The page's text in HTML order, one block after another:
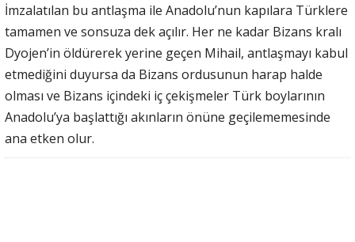
İmzalatılan bu antlaşma ile Anadolu’nun kapılara Türklere
tamamen ve sonsuza dek açılır. Her ne kadar Bizans kralı
Dyojen’in öldürerek yerine geçen Mihail, antlaşmayı kabul
etmediğini duyursa da Bizans ordusunun harap halde
olması ve Bizans içindeki iç çekişmeler Türk boylarının
Anadolu’ya başlattığı akınların önüne geçilememesinde
ana etken olur.